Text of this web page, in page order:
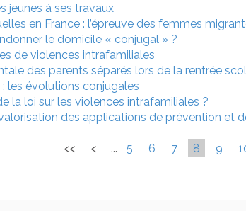
jeunes à ses travaux
en France : l’épreuve des femmes
le domicile « conjugal » ?
de violences intrafamiliales
des parents séparés lors de la rentrée
les évolutions conjugales
la loi sur les violences intrafamiliales ?
des applications de prévention et
<< < ... 5 6 7 8 9